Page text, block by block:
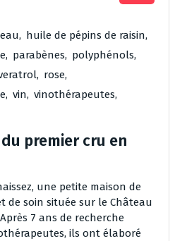
, huile de pépins de raisin,
, parabènes, polyphénols,
, rose,
, vin, vinothérapeutes,
premier cru en
une petite maison de
de soin située sur le Château
7 ans de recherche
ils ont élaboré